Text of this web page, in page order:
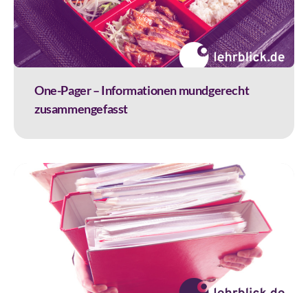
One-Pager – Informationen mundgerecht
zusammengefasst